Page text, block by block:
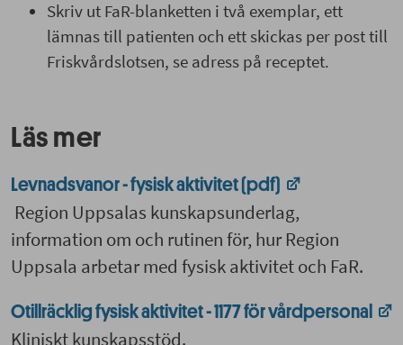
Skriv ut FaR-blanketten i två exemplar, ett
lämnas till patienten och ett skickas per post till
Friskvårdslotsen, se adress på receptet.
Läs mer
Levnadsvanor - fysisk aktivitet (pdf)
Region Uppsalas kunskapsunderlag,
information om och rutinen för, hur Region
Uppsala arbetar med fysisk aktivitet och FaR.
Otillräcklig fysisk aktivitet - 1177 för vårdpersonal
Kliniskt kunskapsstöd.